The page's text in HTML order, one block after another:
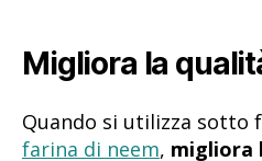
Migliora la
Quando si utilizza sotto
farina di neem, migliora